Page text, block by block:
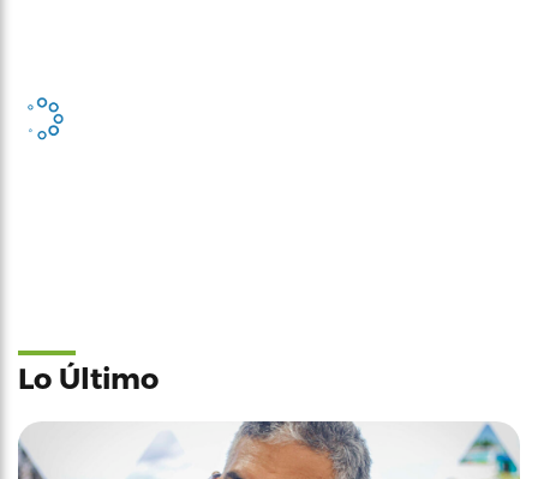
Lo Último